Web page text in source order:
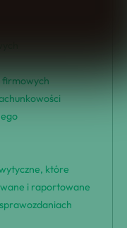
firmowych
które
i raportowane